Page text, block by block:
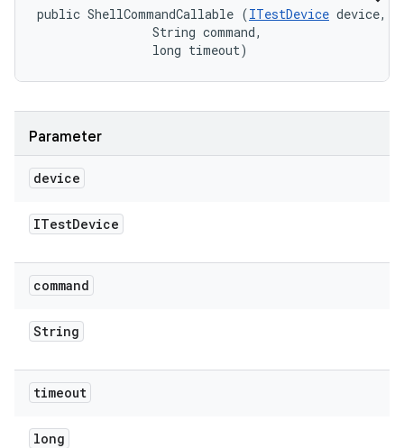
public ShellCommandCallable (ITestDevice device,
                String command,
                long timeout)
Parameter
device
ITestDevice
command
String
timeout
long